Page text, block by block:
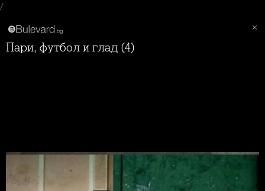
/
Пари, футбол и глад (4)